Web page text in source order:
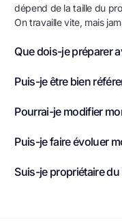
dépend de la taille du
On travaille vite, mais
Que dois-je préparer
Puis-je être bien
Pourrai-je modifier
Puis-je faire évoluer
Suis-je propriétaire du